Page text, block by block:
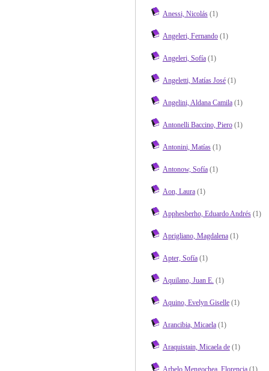
Anessi, Nicolás(1)
Angeleri, Fernando(1)
Angeleri, Sofía(1)
Angeletti, Matías José(1)
Angelini, Aldana Camila(1)
Antonelli Baccino, Piero(1)
Antonini, Matías(1)
Antonow, Sofía(1)
Aon, Laura(1)
Apphesberho, Eduardo Andrés(1)
Aprigliano, Magdalena(1)
Apter, Sofía(1)
Aquilano, Juan E. (1)
Aquino, Evelyn Giselle(1)
Arancibia, Micaela(1)
Araquistain, Micaela de(1)
Arbelo Mengochea, Florencia(1)